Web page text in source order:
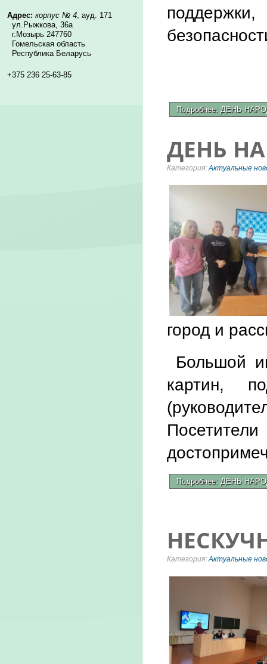
Подробнее: ДЕНЬ
ДЕНЬ
Категория: Актуальные
город и
Большой
картин,
Подробнее: ДЕНЬ
Категория: Актуальные
Адрес: корпус № 4, ауд. 171
ул.Рыжкова, 36а
г.Мозырь 247760
Гомельская область
Республика Беларусь
+375 236 25-63-85